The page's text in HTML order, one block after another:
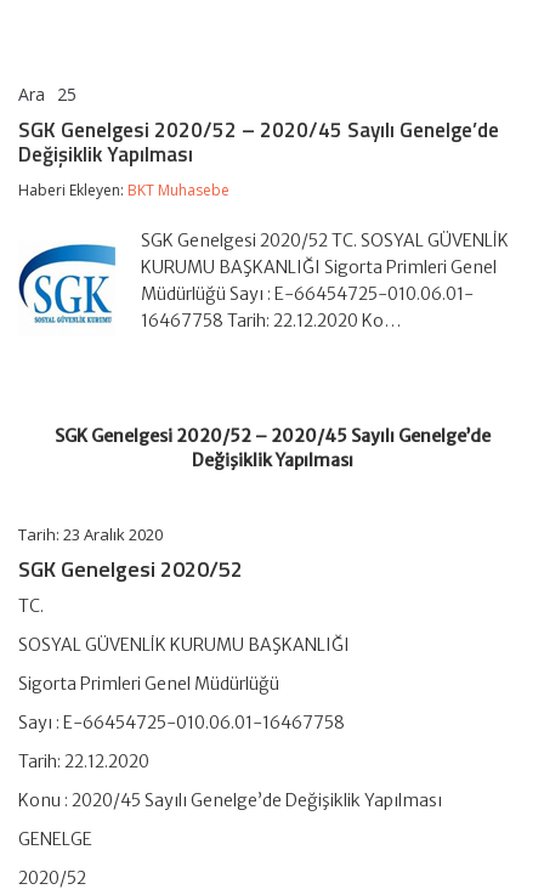
Ara 25
2020/52
–
Sayılı
Değişiklik
Yapılması
için
SGK Genelgesi 2020/52 – 2020/45 Sayılı Genelge’de
Değişiklik Yapılması
Haberi Ekleyen: BKT Muhasebe
SGK Genelgesi 2020/52 TC. SOSYAL GÜVENLİK
KURUMU BAŞKANLIĞI Sigorta Primleri Genel
Müdürlüğü Sayı : E-66454725-010.06.01-
16467758 Tarih: 22.12.2020 Ko…
SGK Genelgesi 2020/52 – 2020/45 Sayılı Genelge’de
Değişiklik Yapılması
Tarih: 23 Aralık 2020
SGK Genelgesi 2020/52
TC.
SOSYAL GÜVENLİK KURUMU BAŞKANLIĞI
Sigorta Primleri Genel Müdürlüğü
Sayı : E-66454725-010.06.01-16467758
Tarih: 22.12.2020
Konu : 2020/45 Sayılı Genelge’de Değişiklik Yapılması
GENELGE
2020/52